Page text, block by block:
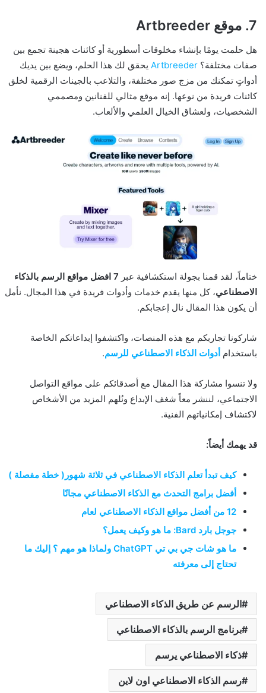
7. موقع Artbreeder
هل حلمت يومًا بإنشاء مخلوقات أسطورية أو كائنات هجينة تجمع بين
صفات مختلفة؟ Artbreeder يحقق لك هذا الحلم، ويضع بين يديك
أدواتٍ تمكنك من مزج صور مختلفة، والتلاعب بالجينات الرقمية لخلق
كائنات فريدة من نوعها. إنه موقع مثالي للفنانين ومصممي
الشخصيات، ولعشاق الخيال العلمي والألعاب.
ختاماً، لقد قمنا بجولة استكشافية عبر
7 افضل مواقع الرسم بالذكاء
الاصطناعي، كل منها يقدم خدمات وأدوات فريدة في هذا المجال. نأمل
أن يكون هذا المقال نال إعجابكم.
شاركونا تجاربكم مع هذه المنصات، واكتشفوا إبداعاتكم الخاصة
باستخدام أدوات الذكاء الاصطناعي للرسم.
ولا تنسوا مشاركة هذا المقال مع أصدقائكم على مواقع التواصل
الاجتماعي، لننشر معاً شغف الإبداع ونُلهم المزيد من الأشخاص
لاكتشاف إمكانياتهم الفنية.
قد يهمك أيضاً:
كيف تبدأ تعلم الذكاء الاصطناعي في ثلاثة شهور( خطة مفصلة )
أفضل برامج التحدث مع الذكاء الاصطناعي مجانًا
12 من أفضل مواقع الذكاء الاصطناعي لعام
جوجل بارد Bard: ما هو وكيف يعمل؟
ما هو شات جي بي تي ChatGPT ولماذا هو مهم ؟ إليك ما
تحتاج إلى معرفته
الرسم عن طريق الذكاء الاصطناعي
برنامج الرسم بالذكاء الاصطناعي
ذكاء الاصطناعي يرسم
رسم الذكاء الاصطناعي اون لاين